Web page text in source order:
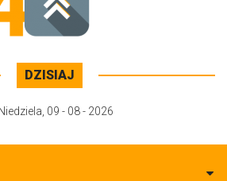
DZISIAJ
Niedziela 09 - 08 - 2026